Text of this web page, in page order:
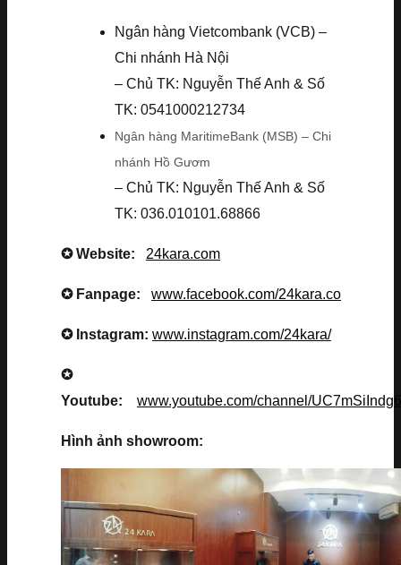
Ngân hàng Vietcombank (VCB) –
Chi nhánh Hà Nội
– Chủ TK: Nguyễn Thế Anh & Số
TK: 0541000212734
Ngân hàng MaritimeBank (MSB) – Chi
nhánh Hồ Gươm
– Chủ TK: Nguyễn Thế Anh & Số
TK: 036.010101.68866
✪ Website: 24kara.com
✪ Fanpage: www.facebook.com/24kara.co
✪ Instagram: www.instagram.com/24kara/
✪
Youtube: www.youtube.com/channel/
Hình ảnh showroom: